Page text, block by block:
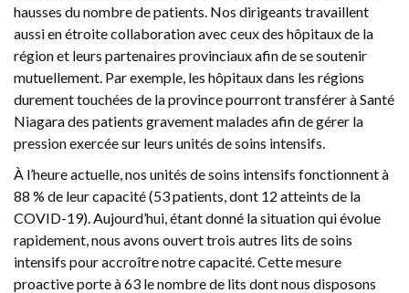
hausses du nombre de patients. Nos dirigeants travaillent
aussi en étroite collaboration avec ceux des hôpitaux de la
région et leurs partenaires provinciaux afin de se soutenir
mutuellement. Par exemple, les hôpitaux dans les régions
durement touchées de la province pourront transférer à Santé
Niagara des patients gravement malades afin de gérer la
pression exercée sur leurs unités de soins intensifs.
À l’heure actuelle, nos unités de soins intensifs fonctionnent à
88 % de leur capacité (53 patients, dont 12 atteints de la
COVID-19). Aujourd’hui, étant donné la situation qui évolue
rapidement, nous avons ouvert trois autres lits de soins
intensifs pour accroître notre capacité. Cette mesure
proactive porte à 63 le nombre de lits dont nous disposons